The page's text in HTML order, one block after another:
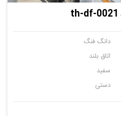
دانگ فنگ
اتاق بلند
سفید
دستی